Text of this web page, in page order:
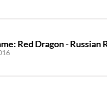
Red Dragon -